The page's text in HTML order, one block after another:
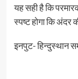
यह सही है कि
स्पष्ट होगा कि अंदर
इनपुट- हिन्‍दुस्‍थान